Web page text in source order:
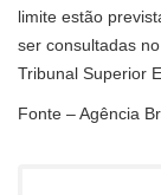
limite estão
ser consultadas no
Tribunal Superior
Fonte – Agência